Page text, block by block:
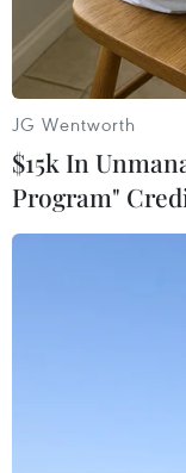
Ngày 29/6, Bộ
đáp án chính
Trung học phổ
JG Wentworth
$15k In
Program"